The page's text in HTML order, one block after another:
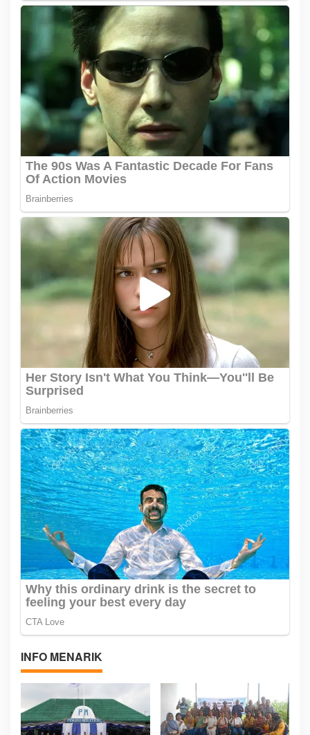
INFO MENARIK